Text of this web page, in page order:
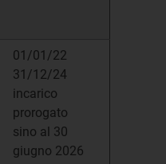
01/01/22
31/12/24
incarico
prorogato
sino al 30
giugno 2026